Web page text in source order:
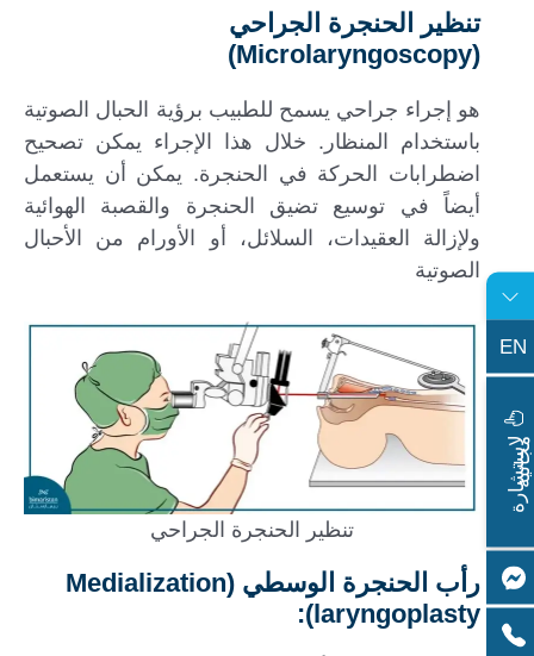
تنظير الحنجرة الجراحي
(Microlaryngoscopy)
هو إجراء جراحي يسمح للطبيب برؤية الحبال الصوتية
باستخدام المنظار. خلال هذا الإجراء يمكن تصحيح
اضطرابات الحركة في الحنجرة. يمكن أن يستعمل
أيضاً في توسيع تضيق الحنجرة والقصبة الهوائية
ولإزالة العقيدات، السلائل، أو الأورام من الأحبال
الصوتية
تنظير الحنجرة الجراحي
رأب الحنجرة الوسطي (Medialization
laryngoplasty):
EN
ل
ا
س
ت
ش
ا
ر
ة
م
ج
ا
ن
ي
ة